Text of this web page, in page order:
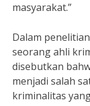
masyarakat.”
Dalam
seorang ahli
disebutkan
menjadi salah
kriminalitas